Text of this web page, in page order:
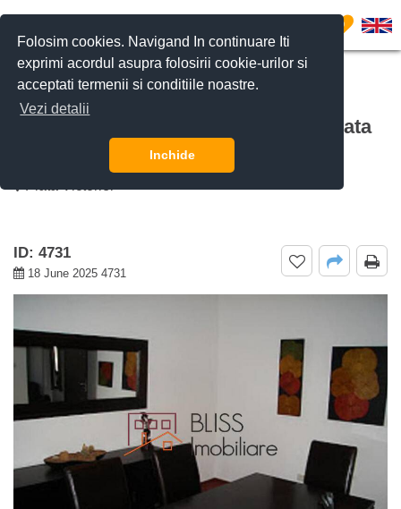
Folosim cookies. Navigand In continuare Iti
exprimi acordul asupra folosirii cookie-urilor si
acceptati termenii si conditiile noastre.
Vezi detalii
Inchide
0
De inchiriat apartament 5 camere Piata
Victoriei, Bucuresti
ID: 4731
18 June 2025 4731
CERE DETALII SUNĂ-NE